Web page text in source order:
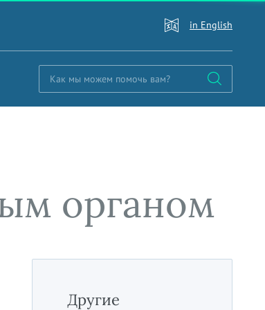
in English
органом
Другие